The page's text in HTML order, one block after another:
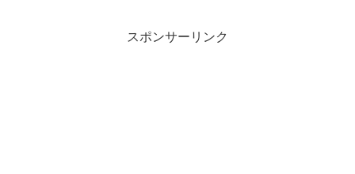
スポンサーリンク